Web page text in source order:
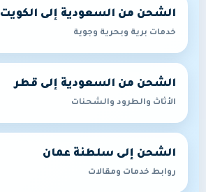
الشحن من السعودية إلى الكويت
خدمات برية وبحرية وجوية
الشحن من السعودية إلى قطر
الأثاث والطرود والشحنات
الشحن إلى سلطنة عمان
روابط خدمات ومقالات